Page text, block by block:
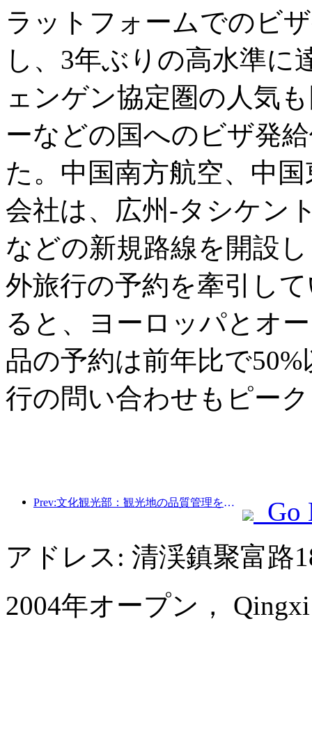
ラットフォームでのビ
し、3年ぶりの高水準
ェンゲン協定圏の人気
ーなどの国へのビザ発
た。中国南方航空、中
会社は、広州-タシケン
などの新規路線を開設
外旅行の予約を牽引し
ると、ヨーロッパとオ
品の予約は前年比で
行の問い合わせもピー
Prev:文化観光部：観光地の品質管理を強化し、景勝地のサービスレベルを向上させる
Go
アドレス: 清渓鎮聚富路
2004年オープン，